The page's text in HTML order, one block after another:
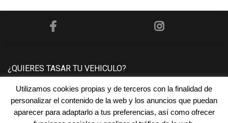
¿QUIERES TASAR TU VEHICULO?
Póngase en contacto con nosotros y le tasaremos su
vehículo sin ningún compromiso.
Utilizamos cookies propias y de terceros con la finalidad de
personalizar el contenido de la web y los anuncios que puedan
aparecer para adaptarlo a tus preferencias, así como ofrecer